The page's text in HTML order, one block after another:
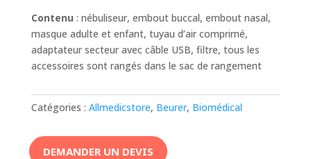
Contenu : nébuliseur, embout buccal, embout nasal,
masque adulte et enfant, tuyau d’air comprimé,
adaptateur secteur avec câble USB, filtre, tous les
accessoires sont rangés dans le sac de rangement
Catégories : Allmedicstore, Beurer, Biomédical
DEMANDER UN DEVIS